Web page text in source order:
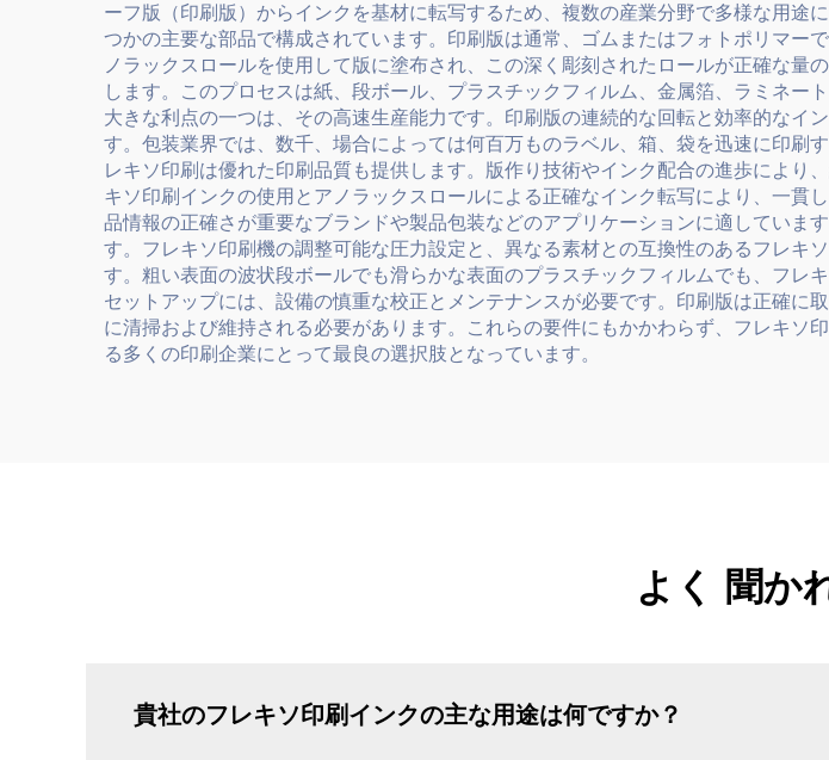
ーフ版（印刷版）からインクを基材に転写するため、複数の産業分野で多様な用途
つかの主要な部品で構成されています。印刷版は通常、ゴムまたはフォトポリマ
ノラックスロールを使用して版に塗布され、この深く彫刻されたロールが正確な
します。このプロセスは紙、段ボール、プラスチックフィルム、金属箔、ラミネ
大きな利点の一つは、その高速生産能力です。印刷版の連続的な回転と効率的な
す。包装業界では、数千、場合によっては何百万ものラベル、箱、袋を迅速に印
レキソ印刷は優れた印刷品質も提供します。版作り技術やインク配合の進歩によ
キソ印刷インクの使用とアノラックスロールによる正確なインク転写により、一
品情報の正確さが重要なブランドや製品包装などのアプリケーションに適してい
す。フレキソ印刷機の調整可能な圧力設定と、異なる素材との互換性のあるフレキ
す。粗い表面の波状段ボールでも滑らかな表面のプラスチックフィルムでも、フ
セットアップには、設備の慎重な校正とメンテナンスが必要です。印刷版は正確
に清掃および維持される必要があります。これらの要件にもかかわらず、フレキ
る多くの印刷企業にとって最良の選択肢となっています。
よく 聞か
貴社のフレキソ印刷インクの主な用途は何ですか？